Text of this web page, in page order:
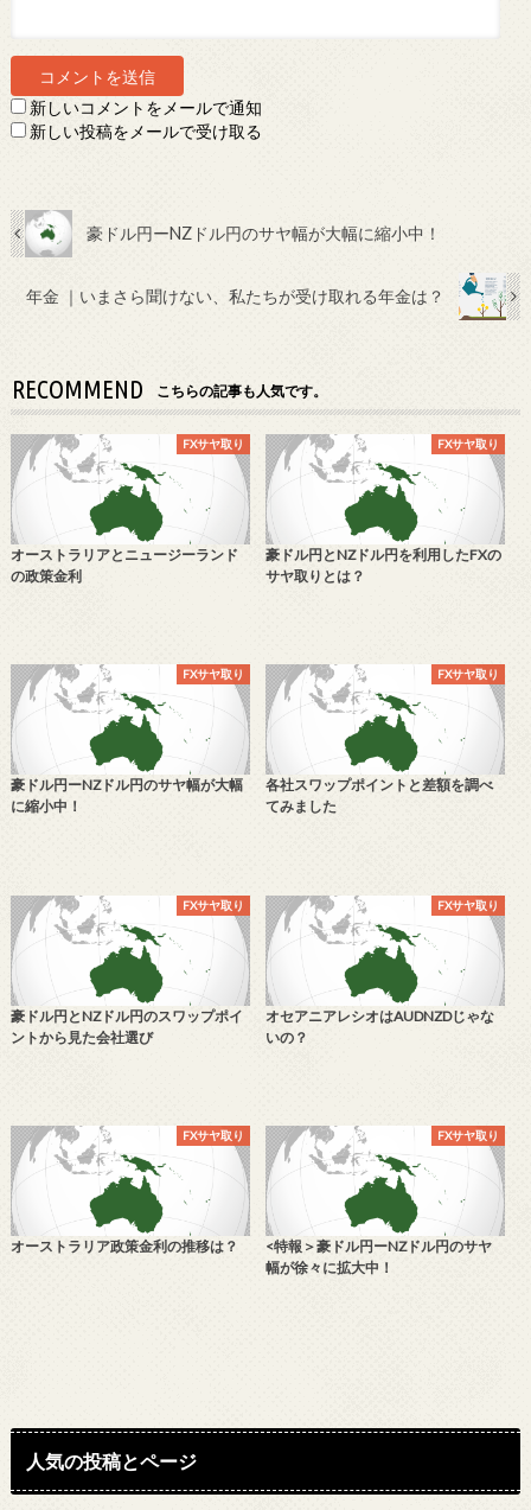
新しいコメントをメールで通知
新しい投稿をメールで受け取る
豪ドル円ーNZドル円のサヤ幅が大幅に縮小中！
年金 ｜いまさら聞けない、私たちが受け取れる年金は？
RECOMMEND こちらの記事も人気です。
FXサヤ取り
オーストラリアとニュージーランド
の政策金利
FXサヤ取り
豪ドル円とNZドル円を利用したFXの
サヤ取りとは？
FXサヤ取り
豪ドル円ーNZドル円のサヤ幅が大幅
に縮小中！
FXサヤ取り
各社スワップポイントと差額を調べ
てみました
FXサヤ取り
豪ドル円とNZドル円のスワップポイ
ントから見た会社選び
FXサヤ取り
オセアニアレシオはAUDNZDじゃな
いの？
FXサヤ取り
オーストラリア政策金利の推移は？
FXサヤ取り
<特報＞豪ドル円ーNZドル円のサヤ
幅が徐々に拡大中！
人気の投稿とページ